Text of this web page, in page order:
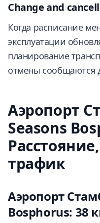
Change and
Когда расписание
эксплуатации
планирование
отмены сообщаются
Аэропорт
Seasons
трафик
Аэропорт
Bosphorus: 38